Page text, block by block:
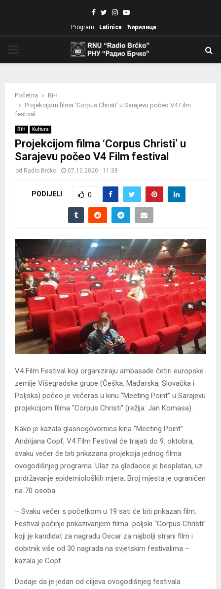
Facebook
TwitterInstagram
Youtube
Program Latinica Ћирилица
Početna
BiH
Projekcijom filma ‘Corpus Christi’ u Sarajevu počeo V4 Film
festival
BiH Kultura
Projekcijom filma ‘Corpus Christi’ u
Sarajevu počeo V4 Film festival
od Radio Brčko 07.10.2020 - 11:38
PODIJELI 0
V4 Film Festival koji organiziraju ambasade četiri europske
zemlje Višegradske grupe (Češka, Mađarska, Slovačka i
Poljska) počeo je večeras u kinu “Meeting Point” u Sarajevu
projekcijom filma “Corpus Christi” (režija: Jan Komasa).
Kako je kazala glasnogovornica kina “Meeting Point”
Andrijana Copf, V4 Film Festival će trajati do 9. oktobra,
svaku večer će biti prikazana projekcija jednog filma
ovogodišnjeg programa. Ulaz za gledaoce je besplatan, uz
pridržavanje epidemioloških mjera. Broj mjesta je ograničen
na 70 osoba.
– Svaku večer s početkom u 19 sati će biti prikazan film.
Festival počinje prikazivanjem filma poljski “Corpus Christi”
koji je kandidat za nagradu Oscar za najbolji strani film i
dobitnik više od 30 nagrada na svjetskim festivalima –
kazala je Copf.
Dodaje da je jedan od ciljeva ovogodišnjeg festivala